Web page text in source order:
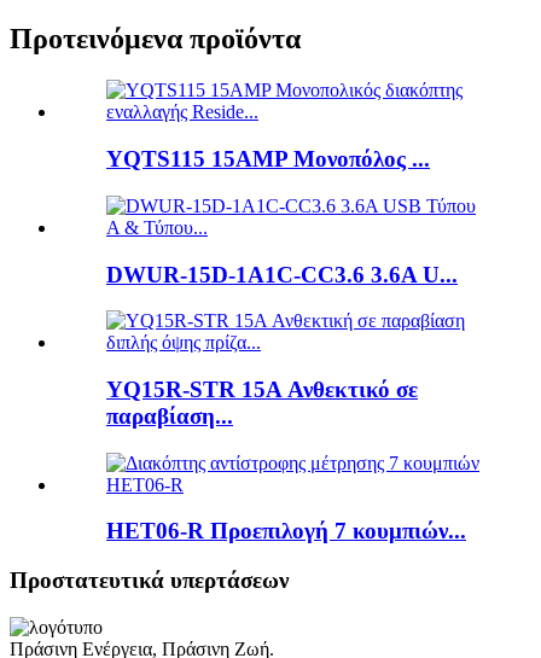
Προτεινόμενα προϊόντα
YQTS115 15AMP Μονοπόλος ...
DWUR-15D-1A1C-CC3.6 3.6A U...
YQ15R-STR 15A Ανθεκτικό σε
παραβίαση...
HET06-R Προεπιλογή 7 κουμπιών...
Προστατευτικά υπερτάσεων
Πράσινη Ενέργεια, Πράσινη Ζωή.